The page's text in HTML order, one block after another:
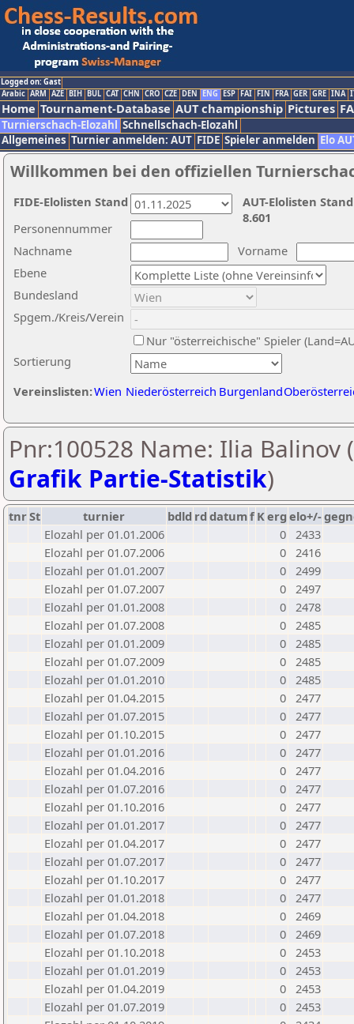
Logged on: Gast
Arabic ARM AZE BIH BUL CAT CHN CRO CZE DEN ENG ESP FAI FIN FRA GER GRE INA
Home Tournament-Database AUT championship Pictures
Turnierschach-Elozahl Schnellschach-Elozahl
Allgemeines Turnier anmelden: AUT FIDE Spieler anmelden Elo
Willkommen bei den offiziellen
Nachname
Vorname
Ebene
Sortierung
Personennummer
Bundesland
Spgem./Kreis/Verein
Nur "österreichische" Spieler
Vereinslisten:Wien Niederösterreich Burgenland
AUT-Elolisten
8.601
FIDE-Elolisten Stand
Pnr:100528 Name: Ilia Balinov (
Grafik Partie-Statistik)
tnrSt turnier bdld rd datumf Kerg elo+/-
Elozahl per 01.01.2006
0 2433
Elozahl per 01.07.2006
0 2416
Elozahl per 01.01.2007
0 2499
Elozahl per 01.07.2007
0 2497
Elozahl per 01.01.2008
0 2478
Elozahl per 01.07.2008
0 2485
Elozahl per 01.01.2009
0 2485
Elozahl per 01.07.2009
0 2485
Elozahl per 01.01.2010
0 2485
Elozahl per 01.04.2015
0 2477
Elozahl per 01.07.2015
0 2477
Elozahl per 01.10.2015
0 2477
Elozahl per 01.01.2016
0 2477
Elozahl per 01.04.2016
0 2477
Elozahl per 01.07.2016
0 2477
Elozahl per 01.10.2016
0 2477
Elozahl per 01.01.2017
0 2477
Elozahl per 01.04.2017
0 2477
Elozahl per 01.07.2017
0 2477
Elozahl per 01.10.2017
0 2477
Elozahl per 01.01.2018
0 2477
Elozahl per 01.04.2018
0 2469
Elozahl per 01.07.2018
0 2469
Elozahl per 01.10.2018
0 2453
Elozahl per 01.01.2019
0 2453
Elozahl per 01.04.2019
0 2453
Elozahl per 01.07.2019
0 2453